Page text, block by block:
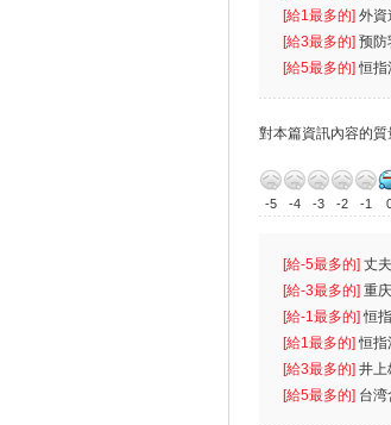
k）”项目
[給1最多的] 外資
[給3最多的] 预防
[給5最多的]恒指
對本篇資訊內容的質
-5 -4 -3 -2 -1
[給-5最多的] 丈
先
[給-3最多的] 重
[給-1最多的]恒
無
[給1最多的]恒指
[給3最多的] 井上
[給5最多的] 台